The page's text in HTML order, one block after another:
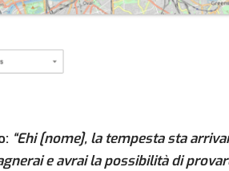
“Ehi [nome], la tempesta sta
e avrai la possibilità di